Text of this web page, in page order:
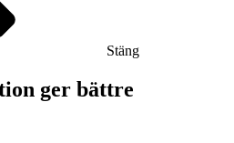
Stäng
ger bättre